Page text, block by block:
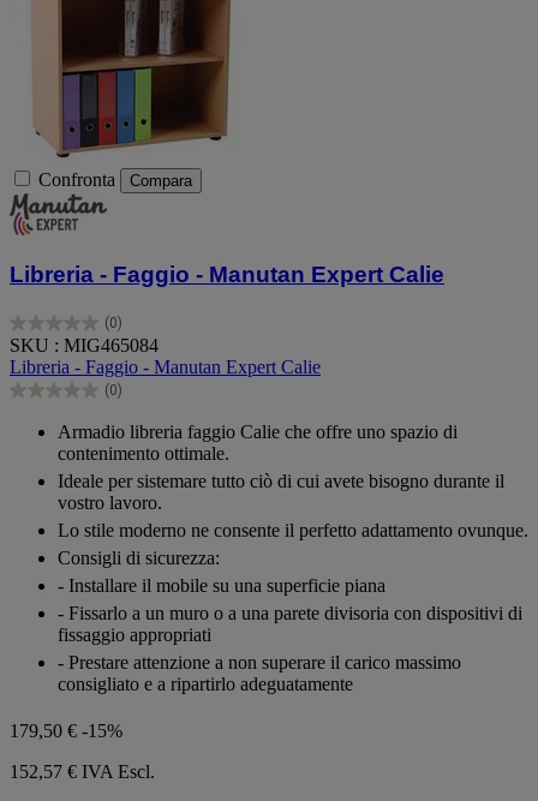
Confronta Compara
Libreria - Faggio - Manutan Expert Calie
(0)
0.0
su
5
stelle.
SKU : MIG465084
Libreria - Faggio - Manutan Expert Calie
(0)
0.0
Armadio libreria faggio Calie che offre uno spazio di
contenimento ottimale.
Ideale per sistemare tutto ciò di cui avete bisogno durante il
vostro lavoro.
Lo stile moderno ne consente il perfetto adattamento ovunque.
Consigli di sicurezza:
- Installare il mobile su una superficie piana
- Fissarlo a un muro o a una parete divisoria con dispositivi di
fissaggio appropriati
- Prestare attenzione a non superare il carico massimo
consigliato e a ripartirlo adeguatamente
179,50 € -15%
152,57 € IVA Escl.